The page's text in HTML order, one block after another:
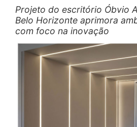
Projeto do escritório Óbvio
Belo Horizonte aprimora
com foco na inovação